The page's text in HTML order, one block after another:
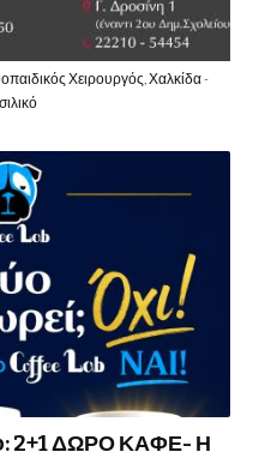
Χειρουργός, Χαλκίδα -
2+1 ΔΩΡΟ ΚΑΦΕ- Η